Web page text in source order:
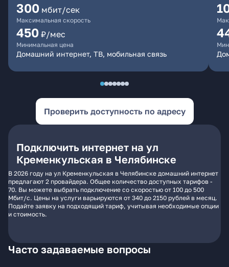
300 мбит/сек
Максимальная скорость
450 ₽/мес
Минимальная цена
Домашний интернет, ТВ, мобильная связь
Проверить доступность по адресу
Подключить интернет на ул
Кременкульская в Челябинске
В 2026 году на ул Кременкульская в Челябинске домашний интернет
предлагают 2 провайдера. Общее количество доступных тарифов -
70. Вы можете выбрать подключение со скоростью от 100 до 500
Мбит/с. Цены на услуги варьируются от 340 до 2150 рублей в месяц.
Подайте заявку на подходящий тариф, учитывая необходимые опции
и стоимость.
Часто задаваемые вопросы